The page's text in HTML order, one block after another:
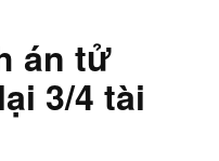
án tử
3/4 tài